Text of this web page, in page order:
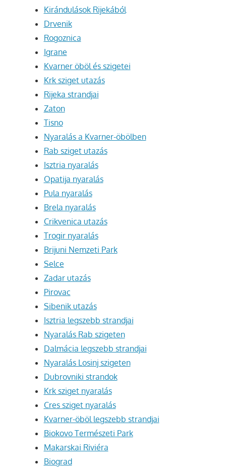
Kirándulások Rijekából
Drvenik
Rogoznica
Igrane
Kvarner öböl és szigetei
Krk sziget utazás
Rijeka strandjai
Zaton
Tisno
Nyaralás a Kvarner-öbölben
Rab sziget utazás
Isztria nyaralás
Opatija nyaralás
Pula nyaralás
Brela nyaralás
Crikvenica utazás
Trogir nyaralás
Brijuni Nemzeti Park
Selce
Zadar utazás
Pirovac
Sibenik utazás
Isztria legszebb strandjai
Nyaralás Rab szigeten
Dalmácia legszebb strandjai
Nyaralás Losinj szigeten
Dubrovniki strandok
Krk sziget nyaralás
Cres sziget nyaralás
Kvarner-öböl legszebb strandjai
Biokovo Természeti Park
Makarskai Riviéra
Biograd